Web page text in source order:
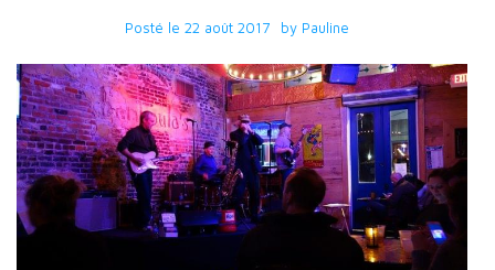
Posté le 22 août 2017 by Pauline